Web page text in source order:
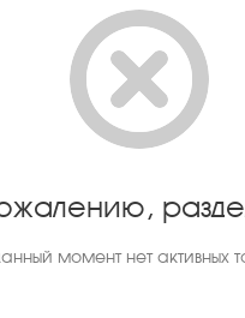
момент нет активных